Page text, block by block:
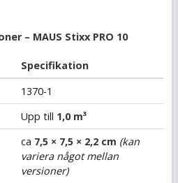
– MAUS Stixx PRO 10
Specifikation
1370-1
Upp till 1,0 m³
ca 7,5 × 7,5 × 2,2 cm (kan
variera något mellan
versioner)